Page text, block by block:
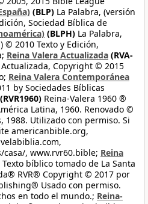
(BLP) La Palabra, (versión
Sociedad Bíblica de
(BLPH) La Palabra,
© 2010 Texto y Edición,
Reina Valera Actualizada (RVA-
Copyright © 2015
Reina Valera Contemporánea
by Sociedades Bíblicas
(RVR1960) Reina-Valera 1960 ®
Latina, 1960. Renovado ©
1988. Utilizado con permiso. Si
americanbible.org,
, www.rvr60.bible; Reina
Texto bíblico tomado de La Santa
RVR® Copyright © 2017 por
Usado con permiso.
en todo el mundo.; Reina-